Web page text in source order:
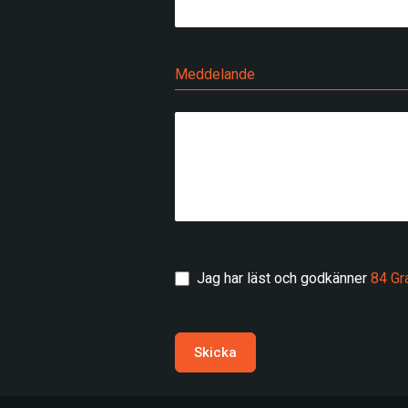
Meddelande
Jag har läst och godkänner 84
Skicka